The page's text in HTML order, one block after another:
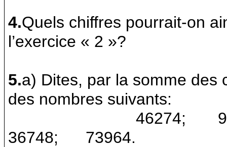
4.Quels chiffres pourrait-on
l’exercice « 2 »?
5.a) Dites, par la somme des
des nombres suivants:
46274;
36748;
73964.